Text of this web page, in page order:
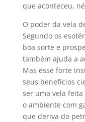
que aconteceu,
O poder da vela
Segundo os
boa sorte e
também ajuda a
Mas esse forte
seus benefícios
ser uma vela
o ambiente com
que deriva do